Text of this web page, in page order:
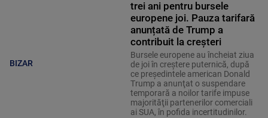
BIZAR
trei ani pentru bursele
europene joi. Pauza tarifară
anunțată de Trump a
contribuit la creșteri
Bursele europene au încheiat ziua
de joi în creştere puternică, după
ce preşedintele american Donald
Trump a anunţat o suspendare
temporară a noilor tarife impuse
majorităţii partenerilor comerciali
ai SUA, în pofida incertitudinilor.